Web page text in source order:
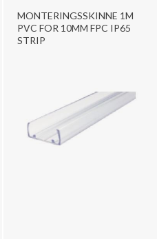
MONTERINGSSKINNE 1M
PVC FOR 10MM FPC IP65
STRIP